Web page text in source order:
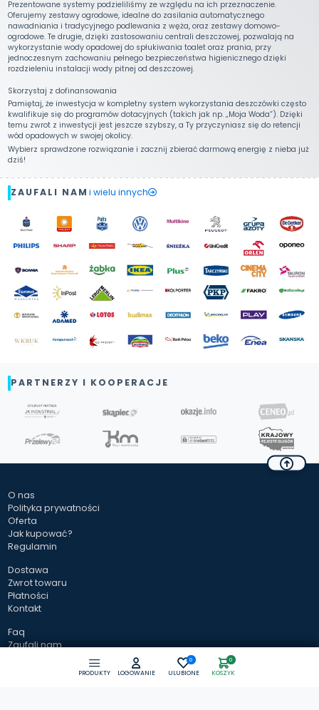
PRODUKTY LOGOWANIE
0
ULUBIONE
0
KOSZYK
Prezentowane systemy podzieliliśmy ze względu na ich przeznaczenie.
Oferujemy zestawy ogrodowe, idealne do zasilania automatycznego
nawadniania i tradycyjnego podlewania z węża, oraz zestawy domowo-
ogrodowe. Te drugie, dzięki zastosowaniu centrali deszczowej, pozwalają na
wykorzystanie wody opadowej do spłukiwania toalet oraz prania, przy
jednoczesnym zachowaniu pełnego bezpieczeństwa higienicznego dzięki
rozdzieleniu instalacji wody pitnej od deszczowej.
Skorzystaj z dofinansowania
Pamiętaj, że inwestycja w kompletny system wykorzystania deszczówki często
kwalifikuje się do programów dotacyjnych (takich jak np. „Moja Woda”). Dzięki
temu zwrot z inwestycji jest jeszcze szybszy, a Ty przyczyniasz się do retencji
wód opadowych w swojej okolicy.
Wybierz sprawdzone rozwiązanie i zacznij zbierać darmową energię z nieba już
dziś!
ZAUFALI NAM i wielu innych
PARTNERZY I KOOPERACJE
O nas
Polityka prywatności
Oferta
Jak kupować?
Regulamin
Dostawa
Zwrot towaru
Płatności
Kontakt
Faq
Zaufali nam